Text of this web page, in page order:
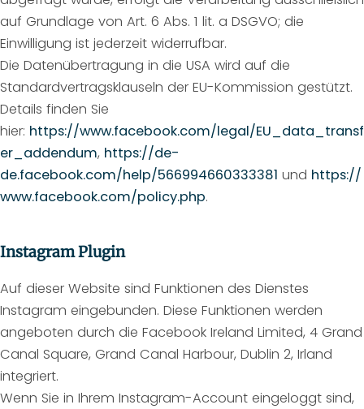
auf Grundlage von Art. 6 Abs. 1 lit. a DSGVO; die
Einwilligung ist jederzeit widerrufbar.
Die Datenübertragung in die USA wird auf die
Standardvertragsklauseln der EU-Kommission gestützt.
Details finden Sie
hier: https://www.facebook.com/legal/EU_data_transf
er_addendum, https://de-
de.facebook.com/help/566994660333381 und https://
www.facebook.com/policy.php.
Instagram Plugin
Auf dieser Website sind Funktionen des Dienstes
Instagram eingebunden. Diese Funktionen werden
angeboten durch die Facebook Ireland Limited, 4 Grand
Canal Square, Grand Canal Harbour, Dublin 2, Irland
integriert.
Wenn Sie in Ihrem Instagram-Account eingeloggt sind,